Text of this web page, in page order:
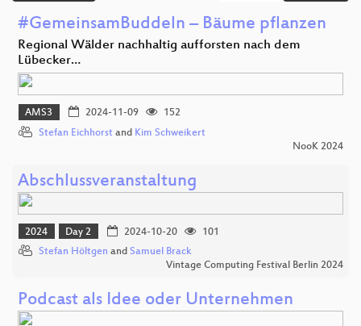
#GemeinsamBuddeln – Bäume pflanzen
Regional Wälder nachhaltig aufforsten nach dem
Lübecker…
AMS3 2024-11-09
152
Stefan Eichhorst and Kim Schweikert
NooK 2024
Abschlussveranstaltung
2024 Day 2 2024-10-20
101
Stefan Höltgen and Samuel Brack
Vintage Computing Festival Berlin 2024
Podcast als Idee oder Unternehmen